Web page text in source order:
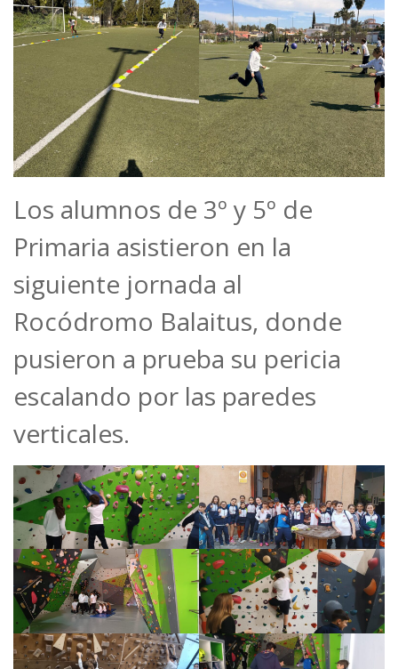
Los alumnos de 3º y 5º de
Primaria asistieron en la
siguiente jornada al
Rocódromo Balaitus, donde
pusieron a prueba su pericia
escalando por las paredes
verticales.